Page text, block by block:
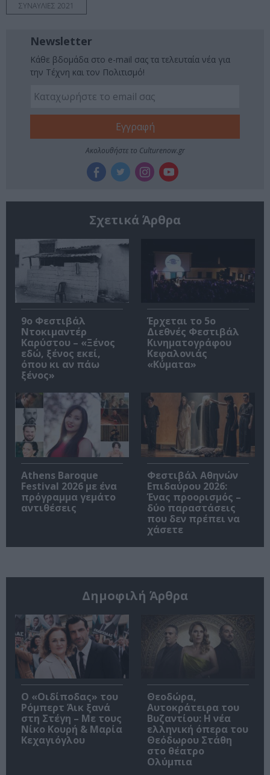
ΣΥΝΑΥΛΙΕΣ 2021
Newsletter
Κάθε βδομάδα στο e-mail σας τα τελευταία νέα για
την Τέχνη και τον Πολιτισμό!
Ακολουθήστε το Culturenow.gr
Σχετικά Άρθρα
9ο Φεστιβάλ
Ντοκιμαντέρ
Καρύστου – «Ξένος
εδώ, ξένος εκεί,
όπου κι αν πάω
ξένος»
Έρχεται το 5ο
Διεθνές Φεστιβάλ
Κινηματογράφου
Κεφαλονιάς
«Κύματα»
Athens Baroque
Festival 2026 με ένα
πρόγραμμα γεμάτο
αντιθέσεις
Φεστιβάλ Αθηνών
Επιδαύρου 2026:
Ένας προορισμός –
δύο παραστάσεις
που δεν πρέπει να
χάσετε
Δημοφιλή Άρθρα
O «Οιδίποδας» του
Ρόμπερτ Άικ ξανά
στη Στέγη – Με τους
Νίκο Κουρή & Μαρία
Κεχαγιόγλου
Θεοδώρα,
Αυτοκράτειρα του
Βυζαντίου: Η νέα
ελληνική όπερα του
Θεόδωρου Στάθη
στο θέατρο
Ολύμπια